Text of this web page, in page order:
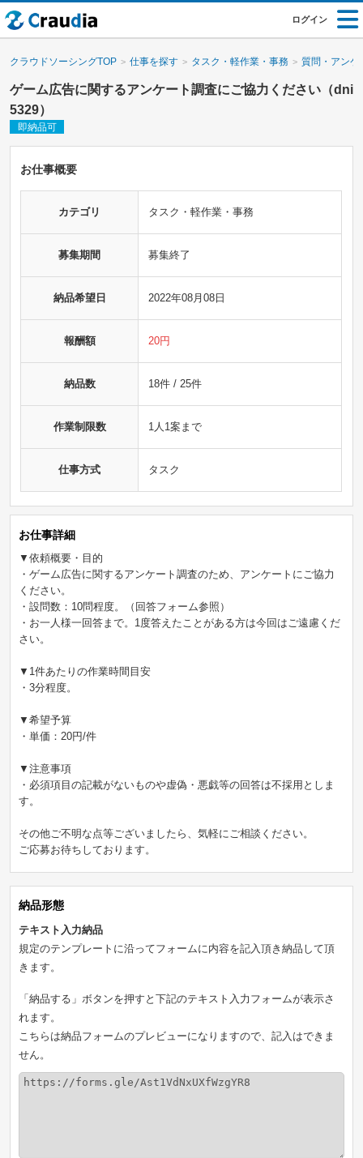
ログイン
クラウドソーシングTOP 仕事を探す タスク・軽作業・事務 質問・アンケ
ゲーム広告に関するアンケート調査にご協力ください（dni
5329）
即納品可
お仕事概要
カテゴリ タスク・軽作業・事務
募集期間 募集終了
納品希望日 2022年08月08日
報酬額 20円
納品数 18件 / 25件
作業制限数 1人1案まで
仕事方式 タスク
お仕事詳細
▼依頼概要・目的
・ゲーム広告に関するアンケート調査のため、アンケートにご協力
ください。
・設問数：10問程度。（回答フォーム参照）
・お一人様一回答まで。1度答えたことがある方は今回はご遠慮くだ
さい。
▼1件あたりの作業時間目安
・3分程度。
▼希望予算
・単価：20円/件
▼注意事項
・必須項目の記載がないものや虚偽・悪戯等の回答は不採用としま
す。
その他ご不明な点等ございましたら、気軽にご相談ください。
ご応募お待ちしております。
納品形態
テキスト入力納品
規定のテンプレートに沿ってフォームに内容を記入頂き納品して頂
きます。
「納品する」ボタンを押すと下記のテキスト入力フォームが表示さ
れます。
こちらは納品フォームのプレビューになりますので、記入はできま
せん。